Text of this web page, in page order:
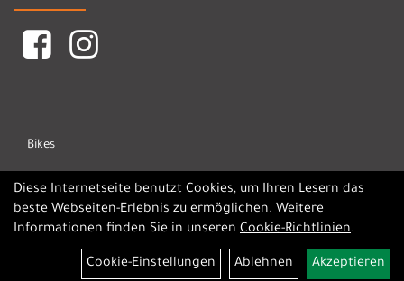
Bikes
Marken
Diese Internetseite benutzt Cookies, um Ihren Lesern das
beste Webseiten-Erlebnis zu ermöglichen. Weitere
Informationen finden Sie in unseren Cookie-Richtlinien.
Cookie-Einstellungen Ablehnen Akzeptieren